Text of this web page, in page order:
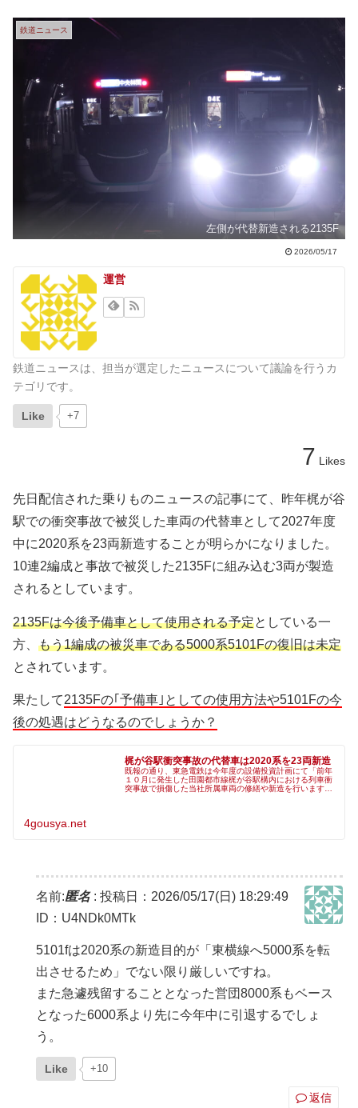
鉄道ニュース
左側が代替新造される2135F
2026/05/17
運営
鉄道ニュースは、担当が選定したニュースについて議論を行うカ
テゴリです。
Like +7
7 Likes
先日配信された乗りものニュースの記事にて、昨年梶が谷
駅での衝突事故で被災した車両の代替車として2027年度
中に2020系を23両新造することが明らかになりました。
10連2編成と事故で被災した2135Fに組み込む3両が製造
されるとしています。
2135Fは今後予備車として使用される予定としている一
方、 もう1編成の被災車である5000系5101Fの復旧は未定
とされています。
果たして2135Fの｢予備車｣としての使用方法や5101Fの今
後の処遇はどうなるのでしょうか？
梶が谷駅衝突事故の代替車は2020系を23両新造
既報の通り、東急電鉄は今年度の設備投資計画にて「前年
１０月に発生した田園都市線梶が谷駅構内における列車衝
突事故で損傷した当社所属車両の修繕や新造を行います」
4gousya.net
名前:匿名: 投稿日：2026/05/17(日) 18:29:49
ID：U4NDk0MTk
5101fは2020系の新造目的が「東横線へ5000系を転
出させるため」でない限り厳しいですね。
また急遽残留することとなった営団8000系もベース
となった6000系より先に今年中に引退するでしょ
う。
Like +10
返信